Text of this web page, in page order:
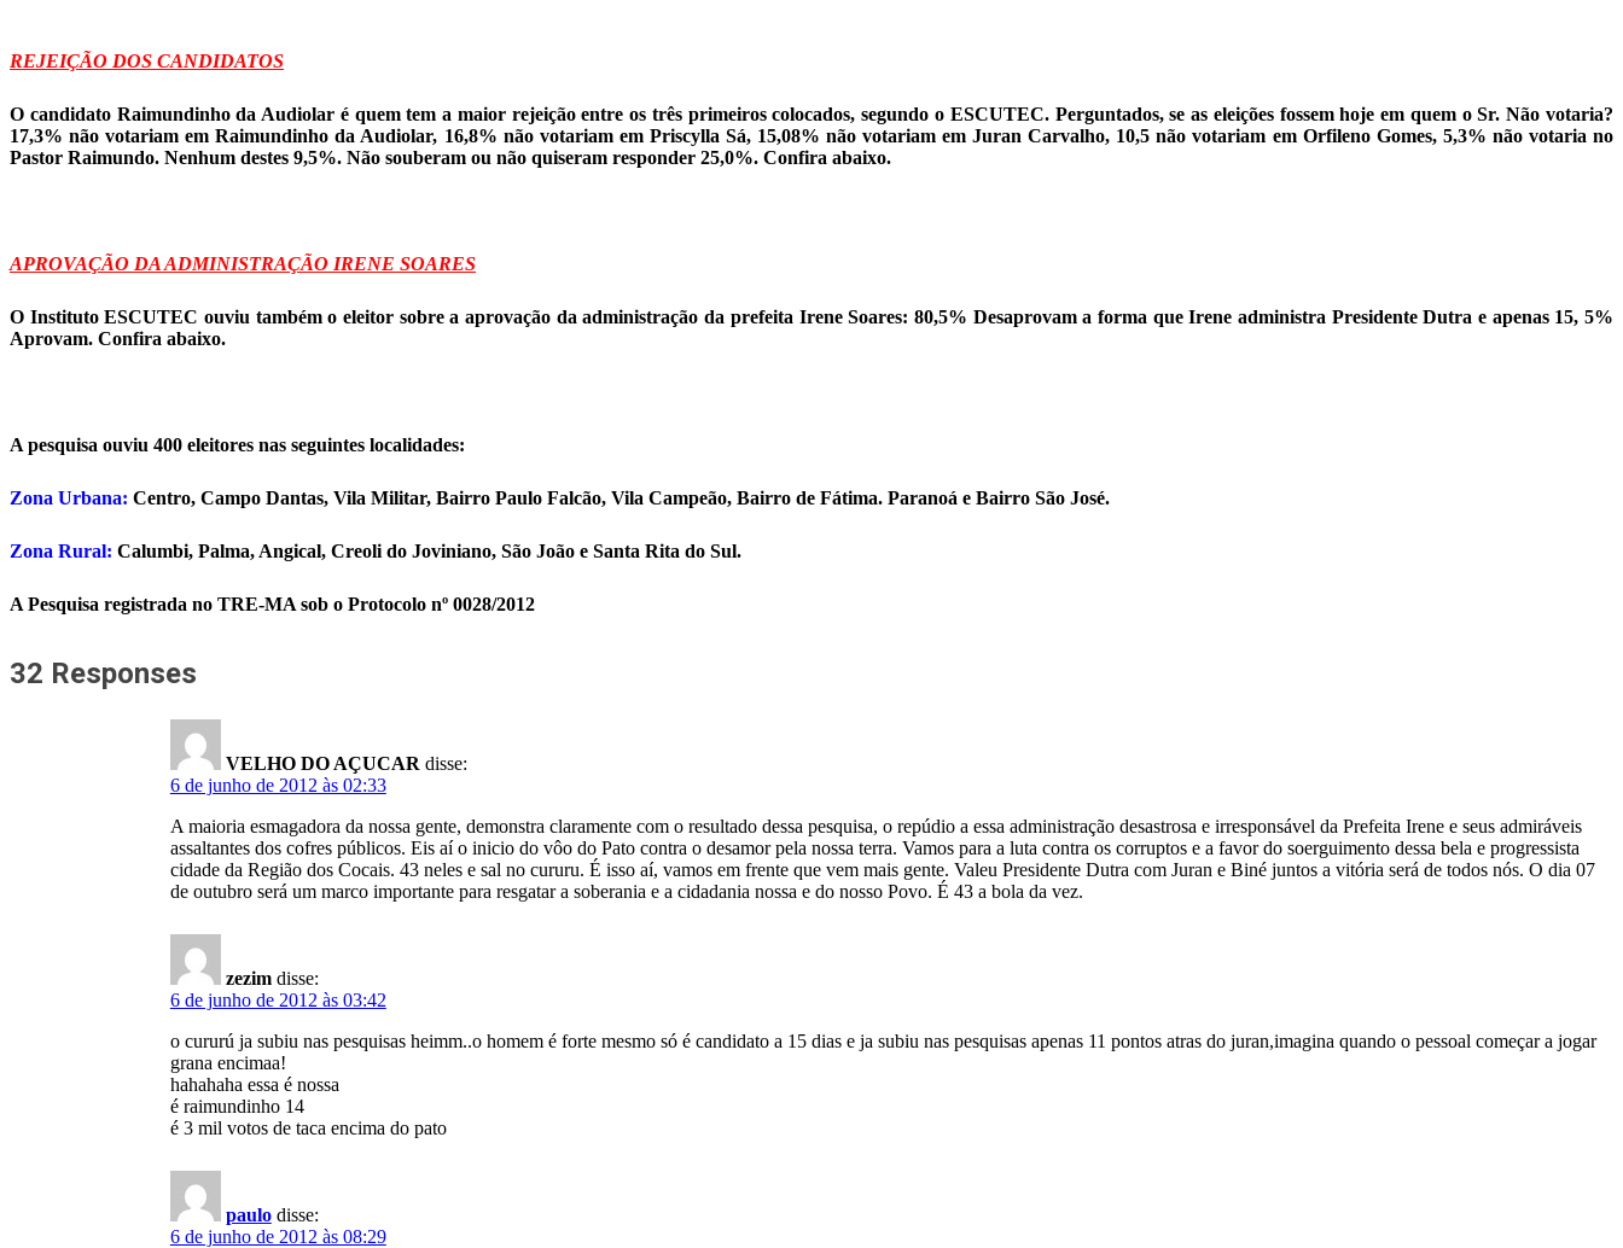
REJEIÇÃO DOS CANDIDATOS
O candidato Raimundinho da Audiolar é quem tem a maior rejeição entre os três primeiros colocados, segundo o ESCUTEC. Perguntados, se as eleições fossem hoje em quem o Sr. Não votaria?
17,3% não votariam em Raimundinho da Audiolar, 16,8% não votariam em Priscylla Sá, 15,08% não votariam em Juran Carvalho, 10,5 não votariam em Orfileno Gomes, 5,3% não votaria no
Pastor Raimundo. Nenhum destes 9,5%. Não souberam ou não quiseram responder 25,0%. Confira abaixo.
APROVAÇÃO DA ADMINISTRAÇÃO IRENE SOARES
O Instituto ESCUTEC ouviu também o eleitor sobre a aprovação da administração da prefeita Irene Soares: 80,5% Desaprovam a forma que Irene administra Presidente Dutra e apenas 15, 5%
Aprovam. Confira abaixo.
A pesquisa ouviu 400 eleitores nas seguintes localidades:
Zona Urbana: Centro, Campo Dantas, Vila Militar, Bairro Paulo Falcão, Vila Campeão, Bairro de Fátima. Paranoá e Bairro São José.
Zona Rural: Calumbi, Palma, Angical, Creoli do Joviniano, São João e Santa Rita do Sul.
A Pesquisa registrada no TRE-MA sob o Protocolo nº 0028/2012
32 Responses
VELHO DO AÇUCAR disse:
6 de junho de 2012 às 02:33
A maioria esmagadora da nossa gente, demonstra claramente com o resultado dessa pesquisa, o repúdio a essa administração desastrosa e irresponsável da Prefeita Irene e seus admiráveis
assaltantes dos cofres públicos. Eis aí o inicio do vôo do Pato contra o desamor pela nossa terra. Vamos para a luta contra os corruptos e a favor do soerguimento dessa bela e progressista
cidade da Região dos Cocais. 43 neles e sal no cururu. É isso aí, vamos em frente que vem mais gente. Valeu Presidente Dutra com Juran e Biné juntos a vitória será de todos nós. O dia 07
de outubro será um marco importante para resgatar a soberania e a cidadania nossa e do nosso Povo. É 43 a bola da vez.
zezim disse:
6 de junho de 2012 às 03:42
o cururú ja subiu nas pesquisas heimm..o homem é forte mesmo só é candidato a 15 dias e ja subiu nas pesquisas apenas 11 pontos atras do juran,imagina quando o pessoal começar a jogar
grana encimaa!
hahahaha essa é nossa
é raimundinho 14
é 3 mil votos de taca encima do pato
paulo disse:
6 de junho de 2012 às 08:29